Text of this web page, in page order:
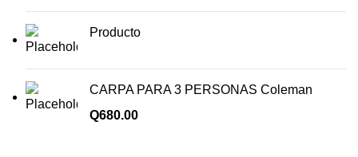
Producto
CARPA PARA 3 PERSONAS Coleman
Q680.00